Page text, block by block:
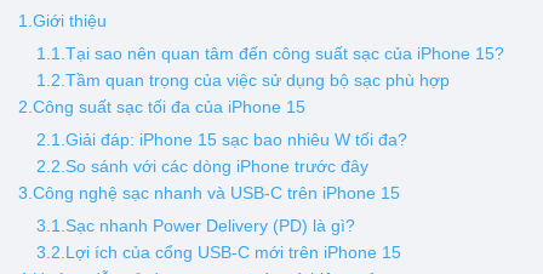
1.Giới thiệu
1.1.Tại sao nên quan tâm đến công suất sạc của iPhone 15?
1.2.Tầm quan trọng của việc sử dụng bộ sạc phù hợp
2.Công suất sạc tối đa của iPhone 15
2.1.Giải đáp: iPhone 15 sạc bao nhiêu W tối đa?
2.2.So sánh với các dòng iPhone trước đây
3.Công nghệ sạc nhanh và USB-C trên iPhone 15
3.1.Sạc nhanh Power Delivery (PD) là gì?
3.2.Lợi ích của cổng USB-C mới trên iPhone 15